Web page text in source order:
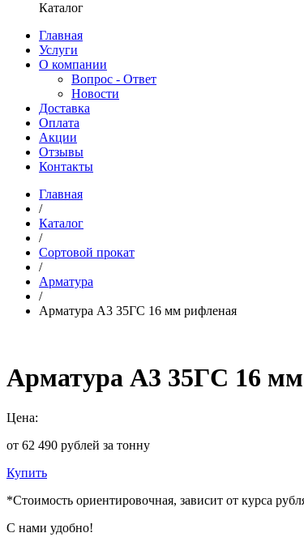
Каталог
Главная
Услуги
О компании
Вопрос - Ответ
Новости
Доставка
Оплата
Акции
Отзывы
Контакты
Главная
/
Каталог
/
Сортовой прокат
/
Арматура
/
Арматура А3 35ГС 16 мм рифленая
Арматура А3 35ГС 16
Цена:
от 62 490 рублей за тонну
Купить
*Стоимость ориентировочная, зависит от курса
С нами удобно!